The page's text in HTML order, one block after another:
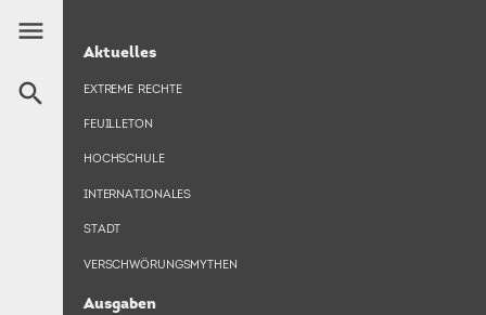
zummenu HAUPTNAVIGATION
Aktuelles
EXTREME RECHTE
FEUILLETON
HOCHSCHULE
INTERNATIONALES
STADT
VERSCHWÖRUNGSMYTHEN
Ausgaben
search
NEUES